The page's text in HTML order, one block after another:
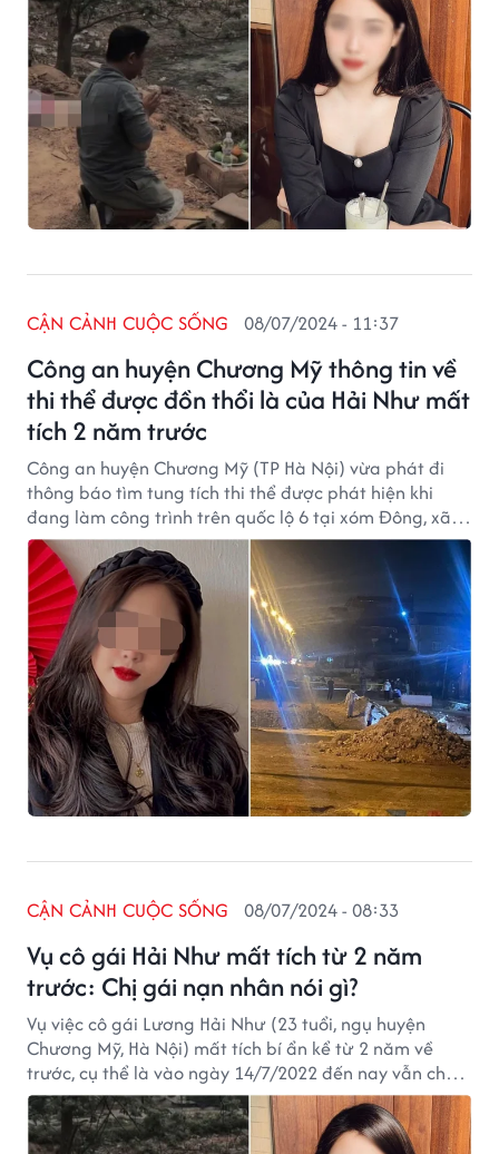
Công an huyện Chương Mỹ thông tin về
thi thể được đồn thổi là của Hải Như mất
tích 2 năm trước
CẬN CẢNH CUỘC SỐNG 08/07/2024 - 11:37
Công an huyện Chương Mỹ (TP Hà Nội) vừa phát đi
thông báo tìm tung tích thi thể được phát hiện khi
đang làm công trình trên quốc lộ 6 tại xóm Đông, xã
Đông Sơn.
Vụ cô gái Hải Như mất tích từ 2 năm
trước: Chị gái nạn nhân nói gì?
CẬN CẢNH CUỘC SỐNG 08/07/2024 - 08:33
Vụ việc cô gái Lương Hải Như (23 tuổi, ngụ huyện
Chương Mỹ, Hà Nội) mất tích bí ẩn kể từ 2 năm về
trước, cụ thể là vào ngày 14/7/2022 đến nay vẫn chưa
có lời giải đáp. Hơn ai hết, gia đình luôn mong ngóng
nhận các tin tức về con gái, thế nhưng, ngày qua ngày
vẫn "bặt vô âm tín".